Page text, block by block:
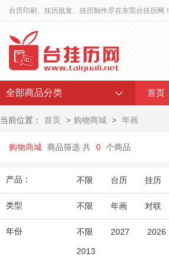
台历印刷、挂历批发、挂历制作尽在东莞台挂历网！
全部商品分类 首页
当前位置： 首页 > 购物商城 > 年画
购物商城 商品筛选 共 0 个商品
产品： 不限 台历 挂历
类型 不限 年画 对联
年份 不限 2027 2026
2013